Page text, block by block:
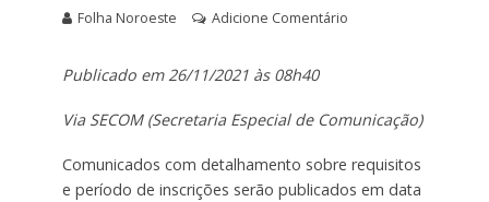
Folha Noroeste Adicione Comentário
Publicado em 26/11/2021 às 08h40
Via SECOM (Secretaria Especial de Comunicação)
Comunicados com detalhamento sobre requisitos
e período de inscrições serão publicados em data